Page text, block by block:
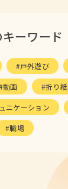
ーワード
戸外遊び
動画 折り紙
ニケーション
職場